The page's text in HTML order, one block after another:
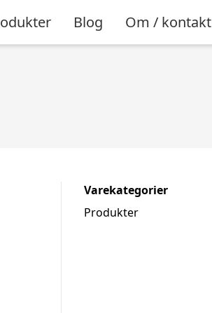
Blog Om / kontakt
Varekategorier
Produkter